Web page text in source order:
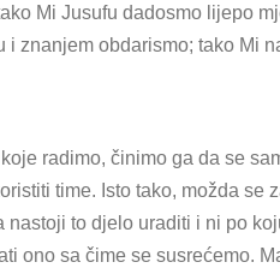
Mi Jusufu dadosmo lijepo
znanjem obdarismo; tako Mi
radimo, činimo ga da se
time. Isto tako, možda se
to djelo uraditi i ni po
ono sa čime se susrećemo.